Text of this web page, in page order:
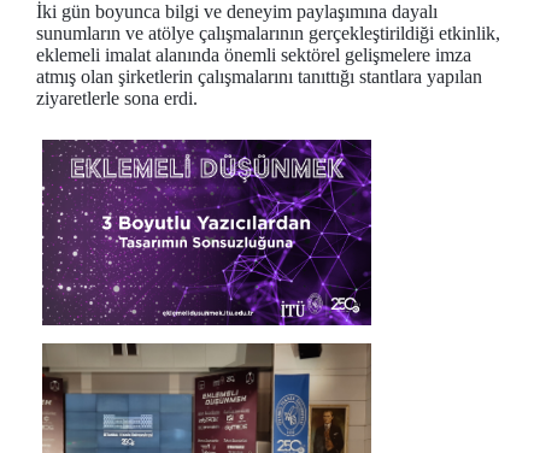
İki gün boyunca bilgi ve deneyim paylaşımına dayalı
sunumların ve atölye çalışmalarının gerçekleştirildiği etkinlik,
eklemeli imalat alanında önemli sektörel gelişmelere imza
atmış olan şirketlerin çalışmalarını tanıttığı stantlara yapılan
ziyaretlerle sona erdi.